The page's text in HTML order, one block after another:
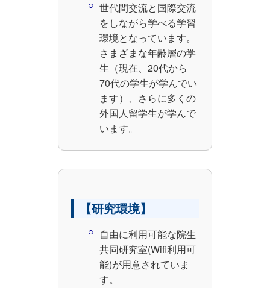
世代間交流と国際交流
をしながら学べる学習
環境となっています。
さまざまな年齢層の学
生（現在、20代から
70代の学生が学んでい
ます）、さらに多くの
外国人留学生が学んで
います。
【研究環境】
自由に利用可能な院生
共同研究室(Wifi利用可
能)が用意されていま
す。